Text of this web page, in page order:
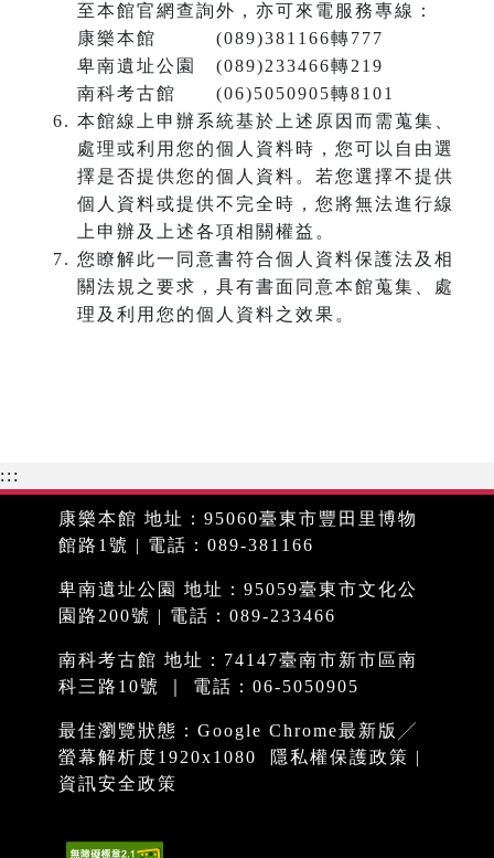
至本館官網查詢外，亦可來電服務專線：
康樂本館 (089)381166轉777
卑南遺址公園 (089)233466轉219
南科考古館 (06)5050905轉8101
本館線上申辦系統基於上述原因而需蒐集、
處理或利用您的個人資料時，您可以自由選
擇是否提供您的個人資料。若您選擇不提供
個人資料或提供不完全時，您將無法進行線
上申辦及上述各項相關權益。
您瞭解此一同意書符合個人資料保護法及相
關法規之要求，具有書面同意本館蒐集、處
理及利用您的個人資料之效果。
:::
康樂本館 地址：95060臺東市豐田里博物
館路1號 | 電話：089-381166
卑南遺址公園 地址：95059臺東市文化公
園路200號 | 電話：089-233466
南科考古館 地址：74147臺南市新市區南
科三路10號 ｜ 電話：06-5050905
最佳瀏覽狀態：Google Chrome最新版╱
螢幕解析度1920x1080
隱私權保護政策 |
資訊安全政策